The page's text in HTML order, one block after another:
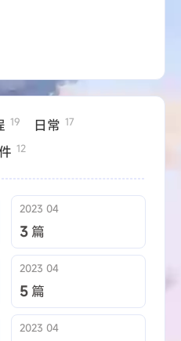
19 日常 17
12
2023 04
3 篇
2023 04
5 篇
2023 04